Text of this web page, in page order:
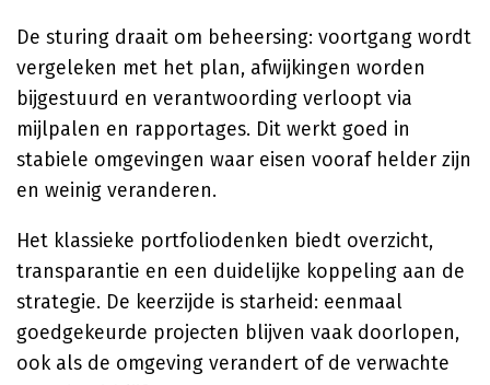
De sturing draait om beheersing: voortgang wordt
vergeleken met het plan, afwijkingen worden
bijgestuurd en verantwoording verloopt via
mijlpalen en rapportages. Dit werkt goed in
stabiele omgevingen waar eisen vooraf helder zijn
en weinig veranderen.
Het klassieke portfoliodenken biedt overzicht,
transparantie en een duidelijke koppeling aan de
strategie. De keerzijde is starheid: eenmaal
goedgekeurde projecten blijven vaak doorlopen,
ook als de omgeving verandert of de verwachte